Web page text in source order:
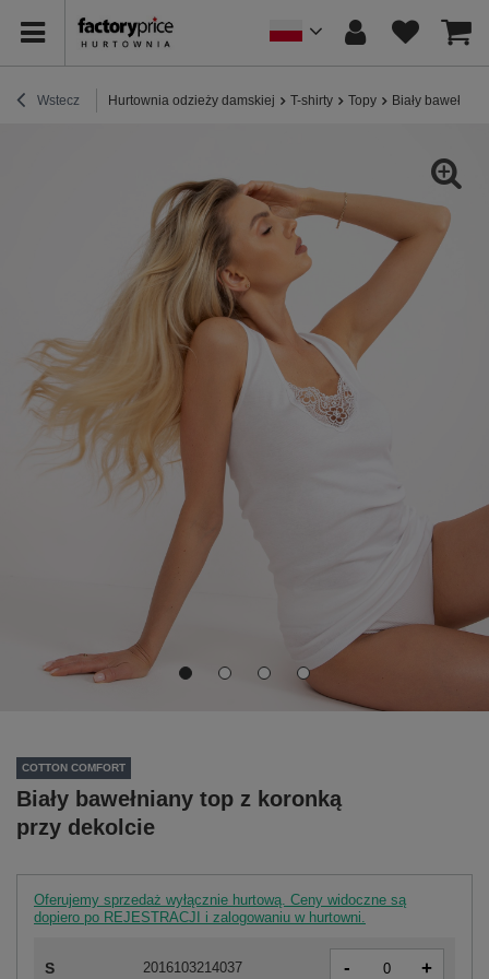
Wstecz Hurtownia odzieży damskiej T-shirty Topy Biały
COTTON COMFORT
Biały bawełniany top z koronką
przy dekolcie
Oferujemy sprzedaż wyłącznie hurtową. Ceny widoczne są
dopiero po REJESTRACJI i zalogowaniu w hurtowni.
S 2016103214037 - +